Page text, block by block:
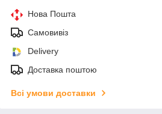
Нова Пошта
Самовивіз
Delivery
Доставка поштою
Всі умови доставки